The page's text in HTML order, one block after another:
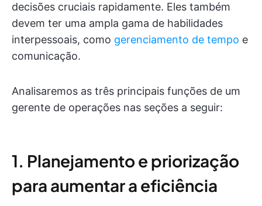
decisões cruciais rapidamente. Eles também
devem ter uma ampla gama de habilidades
interpessoais, como gerenciamento de tempo e
comunicação.
Analisaremos as três principais funções de um
gerente de operações nas seções a seguir:
1. Planejamento e priorização
para aumentar a eficiência